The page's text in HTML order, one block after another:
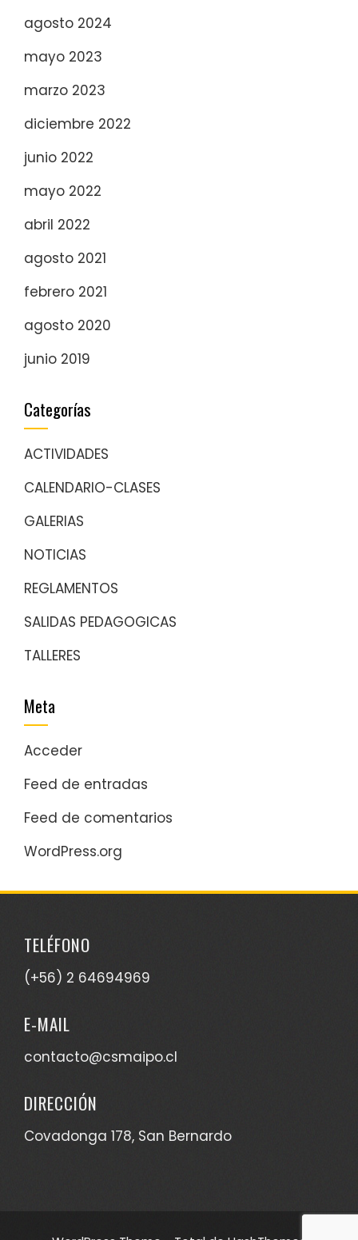
agosto 2024
mayo 2023
marzo 2023
diciembre 2022
junio 2022
mayo 2022
abril 2022
agosto 2021
febrero 2021
agosto 2020
junio 2019
Categorías
ACTIVIDADES
CALENDARIO-CLASES
GALERIAS
NOTICIAS
REGLAMENTOS
SALIDAS PEDAGOGICAS
TALLERES
Meta
Acceder
Feed de entradas
Feed de comentarios
WordPress.org
TELÉFONO
(+56) 2 64694969
E-MAIL
contacto@csmaipo.cl
DIRECCIÓN
Covadonga 178, San Bernardo